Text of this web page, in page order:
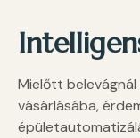
Mielőtt
vásárlásába,